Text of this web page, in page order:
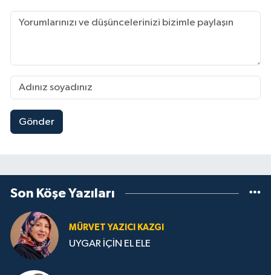
Gönder
Son Köşe Yazıları
MÜRVET YAZICI KAZGI
UYGAR İÇİN EL ELE